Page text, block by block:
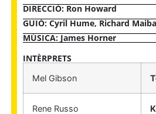
DIRECCIÓ: Ron Howard
GUIÓ: Cyril Hume, Richard
MÚSICA: James Horner
INTÈRPRETS
Mel Gibson
Rene Russo